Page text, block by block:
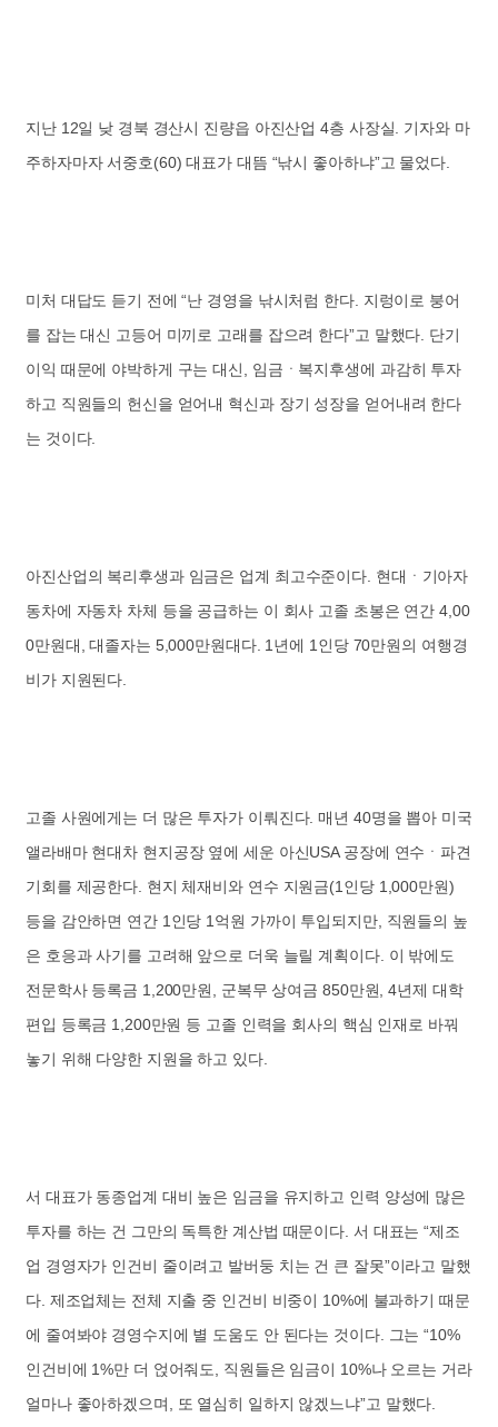
지난 12일 낮 경북 경산시 진량읍 아진산업 4층 사장실. 기자와 마
주하자마자 서중호(60) 대표가 대뜸 “낚시 좋아하냐”고 물었다.
미처 대답도 듣기 전에 “난 경영을 낚시처럼 한다. 지렁이로 붕어
를 잡는 대신 고등어 미끼로 고래를 잡으려 한다”고 말했다. 단기
이익 때문에 야박하게 구는 대신, 임금ㆍ복지후생에 과감히 투자
하고 직원들의 헌신을 얻어내 혁신과 장기 성장을 얻어내려 한다
는 것이다.
아진산업의 복리후생과 임금은 업계 최고수준이다. 현대ㆍ기아자
동차에 자동차 차체 등을 공급하는 이 회사 고졸 초봉은 연간 4,00
0만원대, 대졸자는 5,000만원대다. 1년에 1인당 70만원의 여행경
비가 지원된다.
고졸 사원에게는 더 많은 투자가 이뤄진다. 매년 40명을 뽑아 미국
앨라배마 현대차 현지공장 옆에 세운 아신USA 공장에 연수ㆍ파견
기회를 제공한다. 현지 체재비와 연수 지원금(1인당 1,000만원)
등을 감안하면 연간 1인당 1억원 가까이 투입되지만, 직원들의 높
은 호응과 사기를 고려해 앞으로 더욱 늘릴 계획이다. 이 밖에도
전문학사 등록금 1,200만원, 군복무 상여금 850만원, 4년제 대학
편입 등록금 1,200만원 등 고졸 인력을 회사의 핵심 인재로 바꿔
놓기 위해 다양한 지원을 하고 있다.
서 대표가 동종업계 대비 높은 임금을 유지하고 인력 양성에 많은
투자를 하는 건 그만의 독특한 계산법 때문이다. 서 대표는 “제조
업 경영자가 인건비 줄이려고 발버둥 치는 건 큰 잘못”이라고 말했
다. 제조업체는 전체 지출 중 인건비 비중이 10%에 불과하기 때문
에 줄여봐야 경영수지에 별 도움도 안 된다는 것이다. 그는 “10%
인건비에 1%만 더 얹어줘도, 직원들은 임금이 10%나 오르는 거라
얼마나 좋아하겠으며, 또 열심히 일하지 않겠느냐”고 말했다.